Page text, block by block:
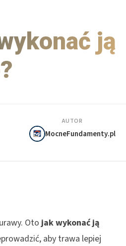
ją
AUTOR
MocneFundamenty.pl
Otojak wykonać ją
aby trawa lepiej